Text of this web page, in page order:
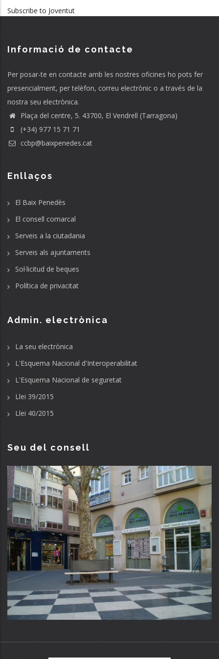
Subscribe to Joventut
Informació de contacte
Per posar-te en contacte amb les nostres oficines ho pots fer
presencialment, per telèfon, correu electrònic o a través de la
nostra seu electrònica.
Plaça del centre, 5. 43700, El Vendrell (Tarragona)
(+34) 977 15 71 71
ccbp@baixpenedes.cat
Enllaços
El Baix Penedès
El consell comarcal
Serveis a la ciutadania
Serveis als ajuntaments
Sol·licitud de beques
Política de privacitat
Admin. electrònica
La seu electrònica
L'Esquema Nacional d'Interoperabilitat
L'Esquema Nacional de seguretat
Llei 39/2015
Llei 40/2015
Seu del consell